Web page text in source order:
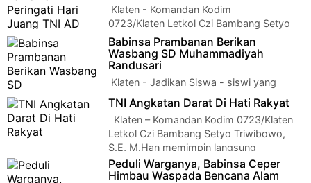
Klaten - Komandan Kodim
0723/Klaten Letkol Czi Bambang Setyo
Triwibowo, S.E., M. Han melaksanakan Ziarah dan Tabur Bung…
Babinsa Prambanan Berikan
Wasbang SD Muhammadiyah
Randusari
Klaten - Jadikan Siswa - siswi yang
disiplin dan terampil baris berbaris,
Babinsa Koramil 09/Prambanan Kodim 0723/Klate…
TNI Angkatan Darat Di Hati Rakyat
Klaten – Komandan Kodim 0723/Klaten
Letkol Czi Bambang Setyo Triwibowo,
S.E, M.Han memimpin langsung
pelaksan…
Peduli Warganya, Babinsa Ceper
Himbau Waspada Bencana Alam